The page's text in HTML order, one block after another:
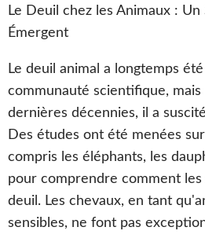
Le Deuil chez les Animaux :
Émergent
Le deuil animal a longtemps
communauté scientifique, mais
dernières décennies, il a
Des études ont été menées
compris les éléphants, les
pour comprendre comment
deuil. Les chevaux, en tant
sensibles, ne font pas